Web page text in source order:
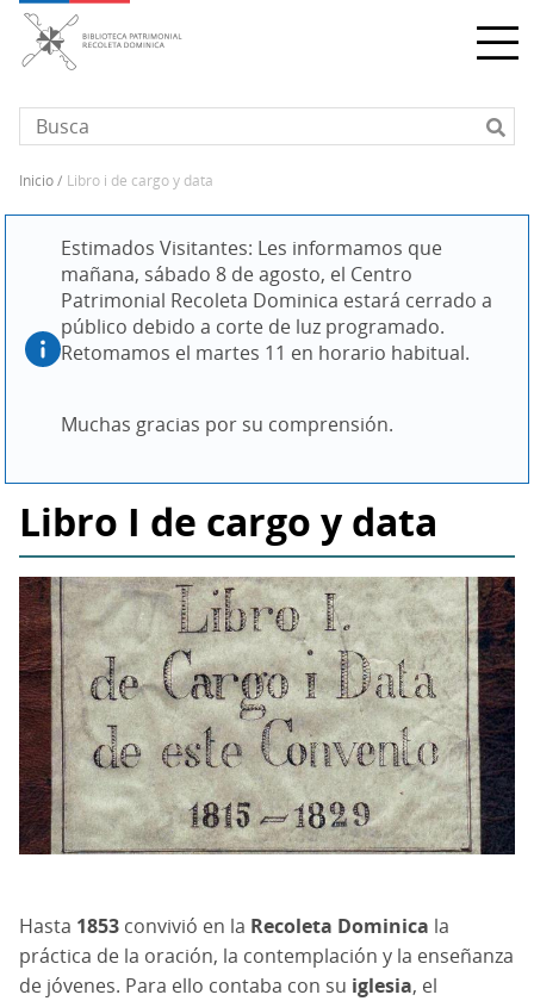
Pasar
contenido
principal
Sobrescribir
enlaces
ayuda
a
la
inicio libro i de cargo y data
Estimados Visitantes: Les informamos que
mañana, sábado 8 de agosto, el Centro
Patrimonial Recoleta Dominica estará cerrado a
público debido a corte de luz programado.
Retomamos el martes 11 en horario habitual.
Muchas gracias por su comprensión.
Libro I de cargo y data
Hasta 1853 convivió en la Recoleta Dominica la
práctica de la oración, la contemplación y la enseñanza
de jóvenes. Para ello contaba con su iglesia, el